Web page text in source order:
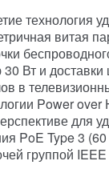
технология
витая
Вт и
в
Power
для
PoE Type 3
группой